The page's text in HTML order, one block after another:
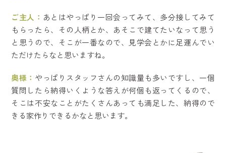
ご主人： あとはやっぱり一回会ってみて、多分接してみて
もらったら、その人柄とか、あそこで建てたいなって思う
と思うので、そこが一番なので、見学会とかに足運んでい
ただけたらなと思いますね。
奥様： やっぱりスタッフさんの知識量も多いですし、一個
質問したら納得いくような答えが何個も返ってくるので、
そこは不安なことがたくさんあっても満足した、納得ので
きる家作りできるかなと思います。